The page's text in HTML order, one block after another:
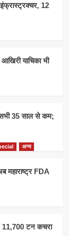
12
याचिका भी
सभी 35 साल से कम;
अन्य
महाराष्ट्र FDA
11,700 टन कचरा